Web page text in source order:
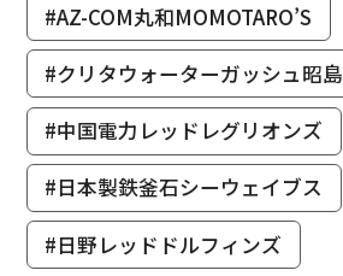
#AZ-COM丸和MOMOTARO’S
#クリタウォーターガッシュ昭島
#中国電力レッドレグリオンズ
#日本製鉄釜石シーウェイブス
#日野レッドドルフィンズ